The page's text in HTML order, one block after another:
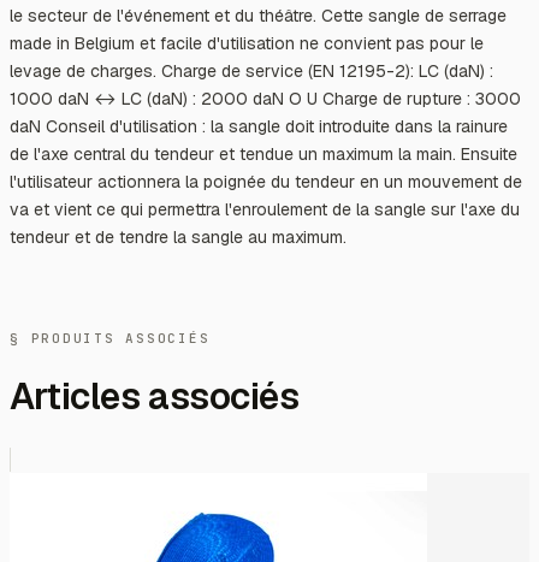
le secteur de l'événement et du théâtre. Cette sangle de serrage
made in Belgium et facile d'utilisation ne convient pas pour le
levage de charges. Charge de service (EN 12195-2): LC (daN) :
1000 daN ↔ LC (daN) : 2000 daN O U Charge de rupture : 3000
daN Conseil d'utilisation : la sangle doit introduite dans la rainure
de l'axe central du tendeur et tendue un maximum la main. Ensuite
l'utilisateur actionnera la poignée du tendeur en un mouvement de
va et vient ce qui permettra l'enroulement de la sangle sur l'axe du
tendeur et de tendre la sangle au maximum.
§ PRODUITS ASSOCIÉS
Articles associés